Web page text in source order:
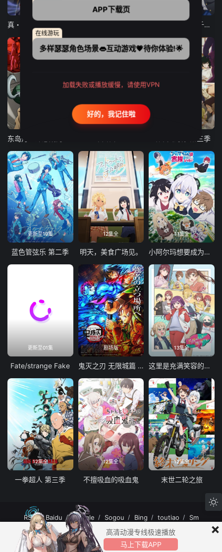
12集全
弹珠汽水瓶里的千岁同学
致不灭的你 第三季
更新至19集
蓝色管弦乐 第二季
12集全
明天，美食广场见。
11集全
小阿尔玛想要成为家人
更新至01集
Fate/strange Fake
剧场版
鬼灭之刃 无限城篇 第一章 猗窝座再袭
13集全
这里是充满笑容的职场。
12集全
一拳超人 第三季
12集全
不擅吸血的吸血鬼
12集全
末世二轮之旅
RSS Baidu Google Sogou Bing toutiao Sm
MuteFun动漫网站-无声乐趣-(゜-゜)つロ 干杯~MuteFun动漫网站所有内容均来
自互联网分享站点所提供的公开引用资源，未提供资源上传、存储服务。
×
高清动漫专线极速播放
马上下载APP
APP下载页
在线游玩
多样瑟瑟角色场景👄互动游戏💗待你体验!🌟
加载失败或播放缓慢，请使用VPN
好的，我记住啦